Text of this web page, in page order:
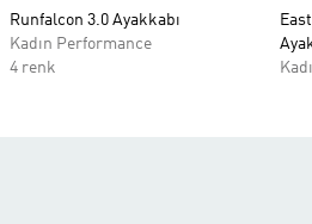
Runfalcon 3.0 Ayakkabı
Kadın Performance
4 renk